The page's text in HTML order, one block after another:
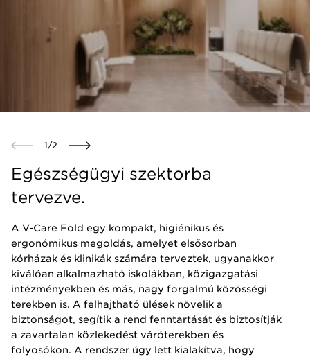
1/2
Egészségügyi szektorba
tervezve.
A V-Care Fold egy kompakt, higiénikus és
ergonómikus megoldás, amelyet elsősorban
kórházak és klinikák számára terveztek, ugyanakkor
kiválóan alkalmazható iskolákban, közigazgatási
intézményekben és más, nagy forgalmú közösségi
terekben is. A felhajtható ülések növelik a
biztonságot, segítik a rend fenntartását és biztosítják
a zavartalan közlekedést váróterekben és
folyosókon. A rendszer úgy lett kialakítva, hogy